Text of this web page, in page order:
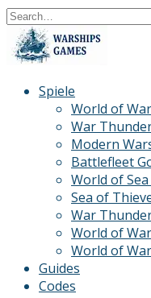
Skip
to
content
Search
for:
Spiele
World of
War
Modern
Battlefleet
World of
Sea of
War
World of
World of
Guides
Codes